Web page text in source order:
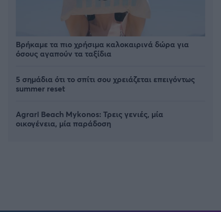
Βρήκαμε τα πιο χρήσιμα καλοκαιρινά δώρα για
όσους αγαπούν τα ταξίδια
5 σημάδια ότι το σπίτι σου χρειάζεται επειγόντως
summer reset
Agrari Beach Mykonos: Τρεις γενιές, μία
οικογένεια, μία παράδοση